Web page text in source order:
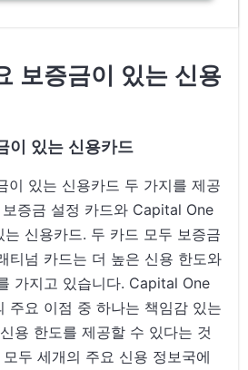
보증금이 있는 신용
이 있는 신용카드
이 있는 신용카드 두 가지를 제공
증금 설정 카드와 Capital One
신용카드. 두 카드 모두 보증금
티넘 카드는 더 높은 신용 한도와
가지고 있습니다. Capital One
주요 이점 중 하나는 책임감 있는
용 한도를 제공할 수 있다는 것
두 세개의 주요 신용 정보국에